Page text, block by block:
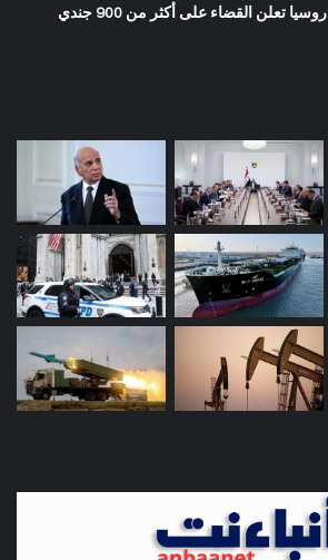
على مختلف المحاور.. روسيا تعلن القضاء على أكثر من 900 جندي